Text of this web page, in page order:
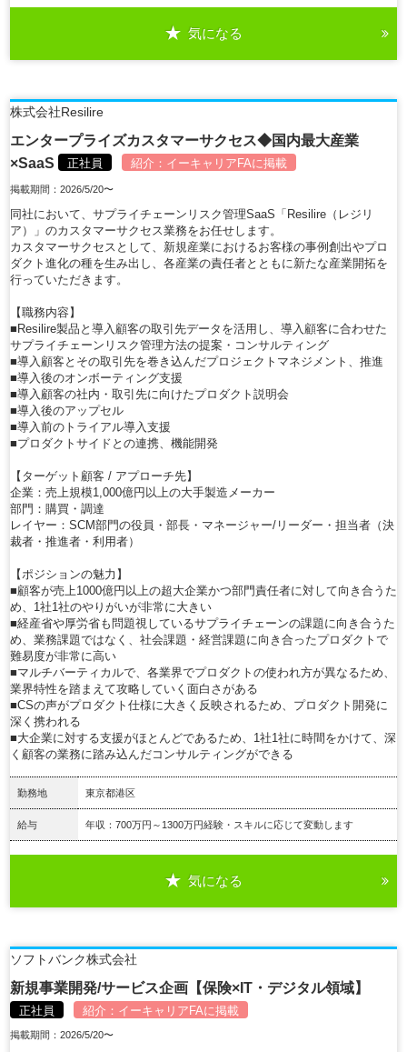
気になる
株式会社Resilire
エンタープライズカスタマーサクセス◆国内最大産業
×SaaS
正社員 紹介： イーキャリアFAに掲載
掲載期間：2026/5/20〜
同社において、サプライチェーンリスク管理SaaS「Resilire（レジリ
ア）」のカスタマーサクセス業務をお任せします。
カスタマーサクセスとして、新規産業におけるお客様の事例創出やプロ
ダクト進化の種を生み出し、各産業の責任者とともに新たな産業開拓を
行っていただきます。
【職務内容】
■Resilire製品と導入顧客の取引先データを活用し、導入顧客に合わせた
サプライチェーンリスク管理方法の提案・コンサルティング
■導入顧客とその取引先を巻き込んだプロジェクトマネジメント、推進
■導入後のオンボーティング支援
■導入顧客の社内・取引先に向けたプロダクト説明会
■導入後のアップセル
■導入前のトライアル導入支援
■プロダクトサイドとの連携、機能開発
【ターゲット顧客 / アプローチ先】
企業：売上規模1,000億円以上の大手製造メーカー
部門：購買・調達
レイヤー：SCM部門の役員・部長・マネージャー/リーダー・担当者（決
裁者・推進者・利用者）
【ポジションの魅力】
■顧客が売上1000億円以上の超大企業かつ部門責任者に対して向き合うた
め、1社1社のやりがいが非常に大きい
■経産省や厚労省も問題視しているサプライチェーンの課題に向き合うた
め、業務課題ではなく、社会課題・経営課題に向き合ったプロダクトで
難易度が非常に高い
■マルチバーティカルで、各業界でプロダクトの使われ方が異なるため、
業界特性を踏まえて攻略していく面白さがある
■CSの声がプロダクト仕様に大きく反映されるため、プロダクト開発に
深く携われる
■大企業に対する支援がほとんどであるため、1社1社に時間をかけて、深
く顧客の業務に踏み込んだコンサルティングができる
勤務地 東京都港区
給与 年収：700万円～1300万円経験・スキルに応じて変動します
気になる
ソフトバンク株式会社
新規事業開発/サービス企画【保険×IT・デジタル領域】
正社員 紹介： イーキャリアFAに掲載
掲載期間：2026/5/20〜